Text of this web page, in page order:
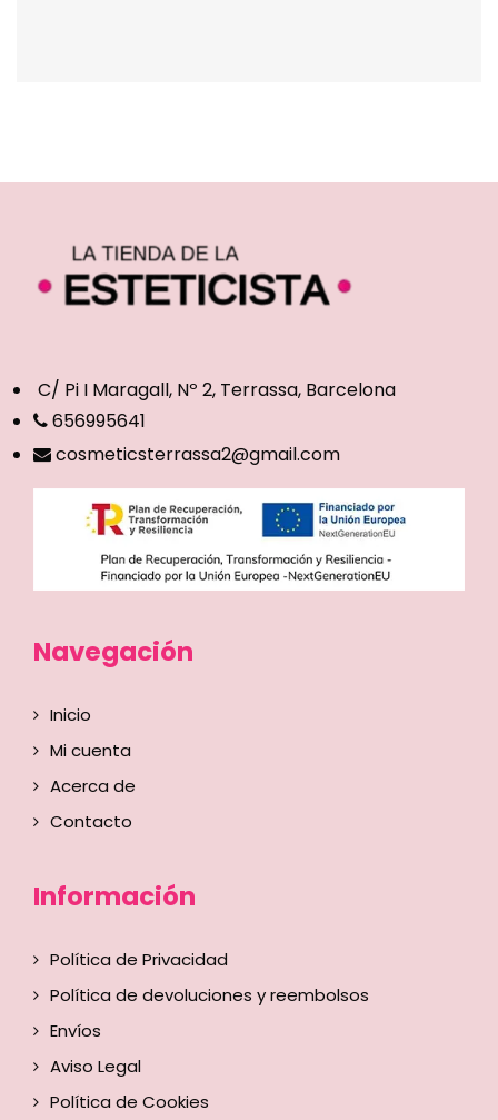
C/ Pi I Maragall, Nº 2, Terrassa, Barcelona
656995641
cosmeticsterrassa2@gmail.com
Navegación
Inicio
Mi cuenta
Acerca de
Contacto
Información
Política de Privacidad
Política de devoluciones y reembolsos
Envíos
Aviso Legal
Política de Cookies